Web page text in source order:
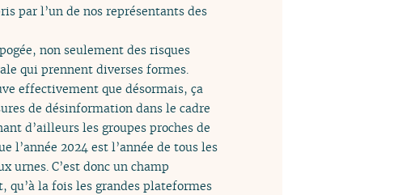
par l’un de nos représentants des
non seulement des risques
qui prennent diverses formes.
effectivement que désormais, ça
de désinformation dans le cadre
d’ailleurs les groupes proches de
l’année 2024 est l’année de tous les
urnes. C’est donc un champ
qu’à la fois les grandes plateformes